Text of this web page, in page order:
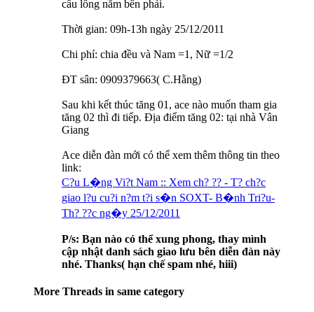
cầu lông nằm bên phải.
Thời gian: 09h-13h ngày 25/12/2011
Chi phí: chia đều và Nam =1, Nữ =1/2
ĐT sân: 0909379663( C.Hằng)
Sau khi kết thúc tăng 01, ace nào muốn tham gia
tăng 02 thì đi tiếp. Địa điểm tăng 02: tại nhà Vân
Giang
Ace diễn đàn mới có thể xem thêm thông tin theo
link:
C?u L�ng Vi?t Nam :: Xem ch? ?? - T? ch?c
giao l?u cu?i n?m t?i s�n SOXT- B�nh Tri?u-
Th? ??c ng�y 25/12/2011
P/s: Bạn nào có thể xung phong, thay mình
cập nhật danh sách giao lưu bên diễn đàn này
nhé. Thanks( hạn chế spam nhé, hiii)
More Threads in same category